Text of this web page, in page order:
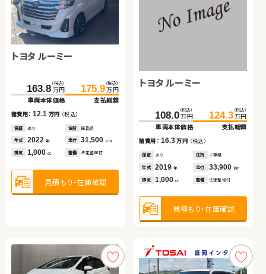
トヨタ ルーミー
163.8 （税込）
万円
車両本体価格
175.9 （税込）
万円
支払総額
諸費用：12.1 万円 （税込）
保証 あり 住所 福島県
年式 2022 年 走行 31,500 km
排気 1,000 cc 整備 法定整備付
見積もり・在庫確認
トヨタ ルーミー
108.0 （税込）
万円
車両本体価格
124.3 （税込）
万円
支払総額
諸費用： 16.3万円 （税込）
保証 あり 住所 千葉県
年式 2019年 走行 33,900 km
排気 1,000cc 整備 法定整備付
見積もり・在庫確認
日産 エクストレイル
161.5 （税込）
万円
諸費用：8.2 万円（税込）
なし 岡山県
年式 2018 年 走行
排気 2,000 整備 なし
見積もり・在庫確認
67.9
年式 2011
見積もり・在庫確認
日産 セレナ
217.6 （税込）
万円
車両本体価格
229.7 （税込）
万円
支払総額
諸費用：12.1 万円 （税込）
保証 あり 住所 埼玉県
年式 2019 年 走行 28,200 km
排気 1,200 cc 整備 法定整備付
見積もり・在庫確認
トヨタ ヴェルファイア
48.0 （税込）
万円
車両本体価格
63.0 （税込）
万円
支払総額
諸費用： 15.0万円 （税込）
保証 なし 住所 長野県
年式 2008年 走行 145,000km
排気 3,500cc 整備 法定整備付
見積もり・在庫確認